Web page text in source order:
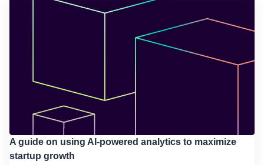
A guide on using AI-powered analytics to maximize
startup growth